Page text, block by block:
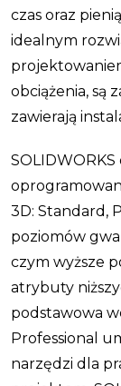
czas oraz
idealnym
obciążenia, są
zawierają
3D: Standard,
poziomów
czym wyższe
atrybuty
podstawowa
Professional
narzędzi dla